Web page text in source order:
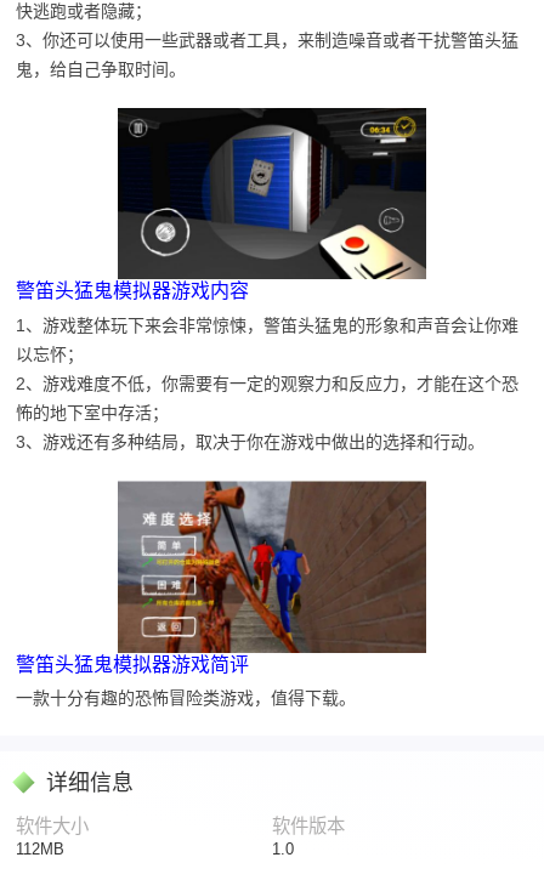
快逃跑或者隐藏；
3、你还可以使用一些武器或者工具，来制造噪音或者干扰警笛头猛
鬼，给自己争取时间。
警笛头猛鬼模拟器游戏内容
1、游戏整体玩下来会非常惊悚，警笛头猛鬼的形象和声音会让你难
以忘怀；
2、游戏难度不低，你需要有一定的观察力和反应力，才能在这个恐
怖的地下室中存活；
3、游戏还有多种结局，取决于你在游戏中做出的选择和行动。
警笛头猛鬼模拟器游戏简评
一款十分有趣的恐怖冒险类游戏，值得下载。
详细信息
软件大小
112MB
软件版本
1.0